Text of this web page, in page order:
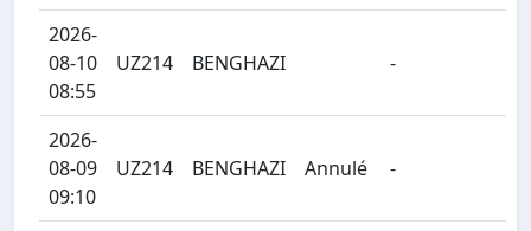
2026-
08-10
08:55
UZ214 BENGHAZI -
2026-
08-09
09:10
UZ214 BENGHAZI Annulé -